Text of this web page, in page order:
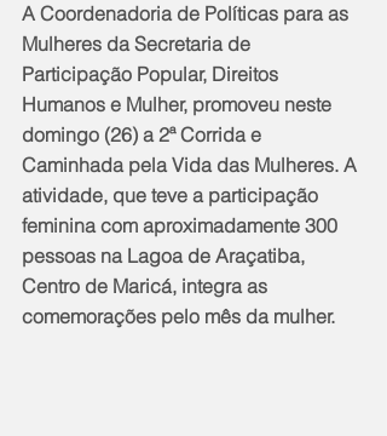
A Coordenadoria de Políticas para as
Mulheres da Secretaria de
Participação Popular, Direitos
Humanos e Mulher, promoveu neste
domingo (26) a 2ª Corrida e
Caminhada pela Vida das Mulheres. A
atividade, que teve a participação
feminina com aproximadamente 300
pessoas na Lagoa de Araçatiba,
Centro de Maricá, integra as
comemorações pelo mês da mulher.